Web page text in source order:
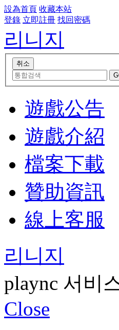
設為首頁 收藏本站
登錄 立即註冊 找回密碼
리니지
遊戲公告
遊戲介紹
檔案下載
贊助資訊
線上客服
리니지
plaync 서비
Close